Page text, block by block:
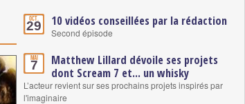
Oct.
29 10 vidéos conseillées par la rédaction
Second épisode
Mai
7
Matthew Lillard dévoile ses projets
dont Scream 7 et... un whisky
L’acteur revient sur ses prochains projets inspirés par
l'imaginaire